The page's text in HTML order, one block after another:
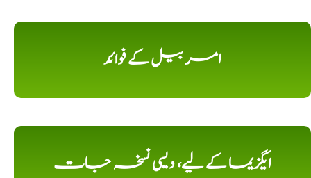
امر بیل کے فوائد
ایگزیما کے لیے، دیسی نسخہ جات